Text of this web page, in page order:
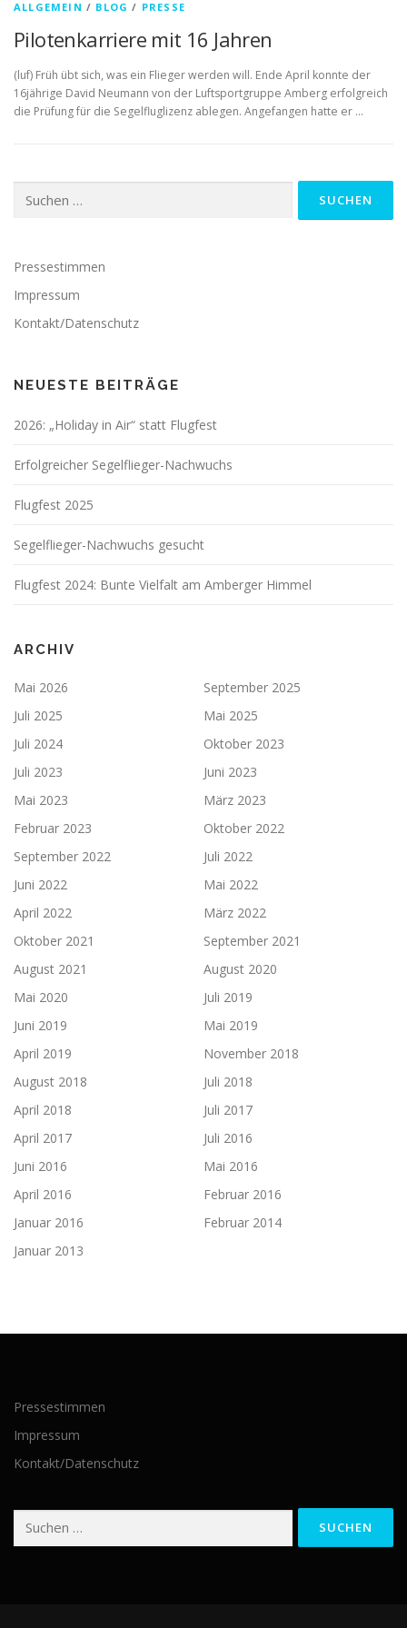
ALLGEMEIN / BLOG / PRESSE
Pilotenkarriere mit 16 Jahren
(luf) Früh übt sich, was ein Flieger werden will. Ende April konnte der
16jährige David Neumann von der Luftsportgruppe Amberg erfolgreich
die Prüfung für die Segelfluglizenz ablegen. Angefangen hatte er …
nach:
Pressestimmen
Impressum
Kontakt/Datenschutz
NEUESTE BEITRÄGE
2026: „Holiday in Air“ statt Flugfest
Erfolgreicher Segelflieger-Nachwuchs
Flugfest 2025
Segelflieger-Nachwuchs gesucht
Flugfest 2024: Bunte Vielfalt am Amberger Himmel
ARCHIV
Mai 2026
September 2025
Juli 2025
Mai 2025
Juli 2024
Oktober 2023
Juli 2023
Juni 2023
Mai 2023
März 2023
Februar 2023
Oktober 2022
September 2022
Juli 2022
Juni 2022
Mai 2022
April 2022
März 2022
Oktober 2021
September 2021
August 2021
August 2020
Mai 2020
Juli 2019
Juni 2019
Mai 2019
April 2019
November 2018
August 2018
Juli 2018
April 2018
Juli 2017
April 2017
Juli 2016
Juni 2016
Mai 2016
April 2016
Februar 2016
Januar 2016
Februar 2014
Januar 2013
Pressestimmen
Impressum
Kontakt/Datenschutz
Suchen